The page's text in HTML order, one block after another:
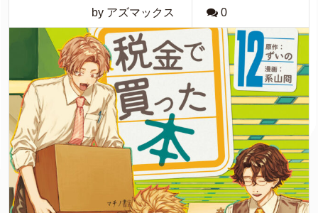
by アズマックス 0